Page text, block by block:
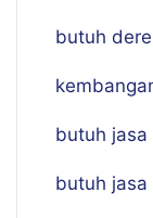
butuh
butuh
butuh